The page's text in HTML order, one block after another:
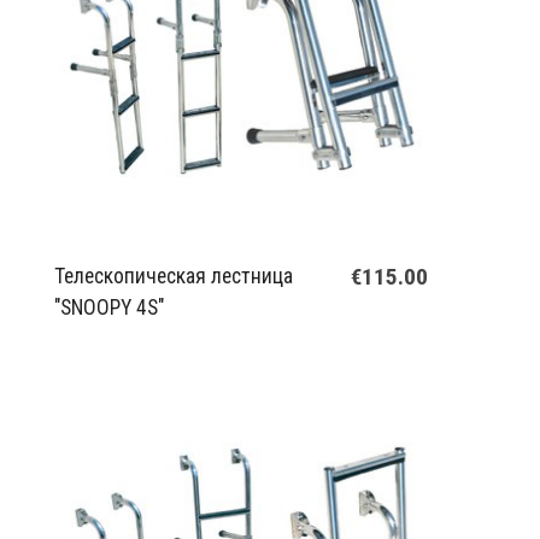
Телескопическая лестница
"SNOOPY 4S"
€115.00